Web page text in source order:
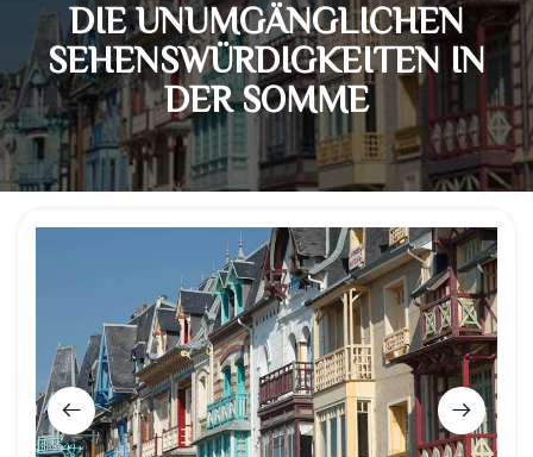
DIE UNUMGÄNGLICHEN
SEHENSWÜRDIGKEITEN IN
DER SOMME